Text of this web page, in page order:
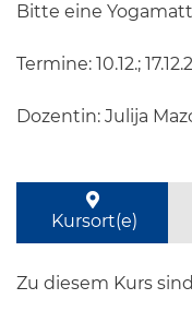
Bitte eine
Termine: 10.12.;
Dozentin: Julija
Kursort(e)
Zu diesem Kurs